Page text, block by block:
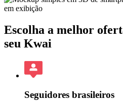
Escolha a melhor
seu Kwai
Seguidores brasileiros